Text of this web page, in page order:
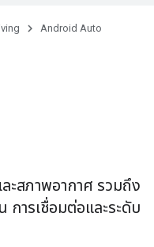
Android Auto
ะสภาพอากาศ รวมถึง
การเชื่อมต่อและระดับ